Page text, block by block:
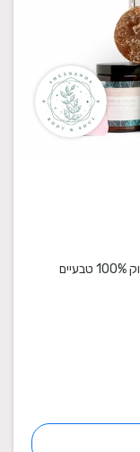
מארז שכולו חוויה פיזית ורוחנית, מוצרי טיפוח ופינוק 100% טבעיים